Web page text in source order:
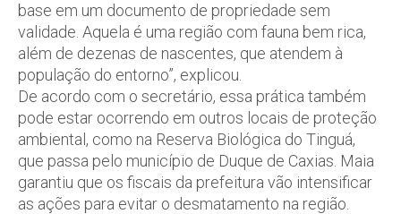
base em um documento de propriedade sem
validade. Aquela é uma região com fauna bem rica,
além de dezenas de nascentes, que atendem à
população do entorno”, explicou.
De acordo com o secretário, essa prática também
pode estar ocorrendo em outros locais de proteção
ambiental, como na Reserva Biológica do Tinguá,
que passa pelo município de Duque de Caxias. Maia
garantiu que os fiscais da prefeitura vão intensificar
as ações para evitar o desmatamento na região.